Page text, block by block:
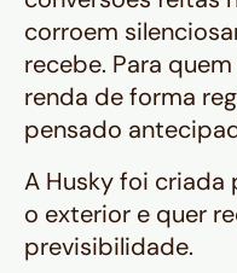
corroem
recebe. Para
renda de forma
pensado
A Husky foi criada
o exterior e quer
previsibilidade.